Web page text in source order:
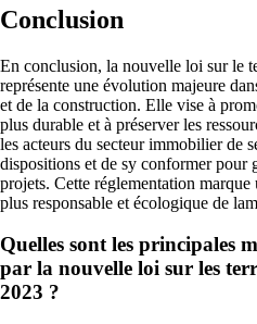
Conclusion
En conclusion, la nouvelle loi sur le
représente une évolution majeure
et de la construction. Elle vise à
plus durable et à préserver les
les acteurs du secteur immobilier de
dispositions et de sy conformer pour
projets. Cette réglementation
plus responsable et écologique de
Quelles sont les principales
par la nouvelle loi sur les
2023 ?